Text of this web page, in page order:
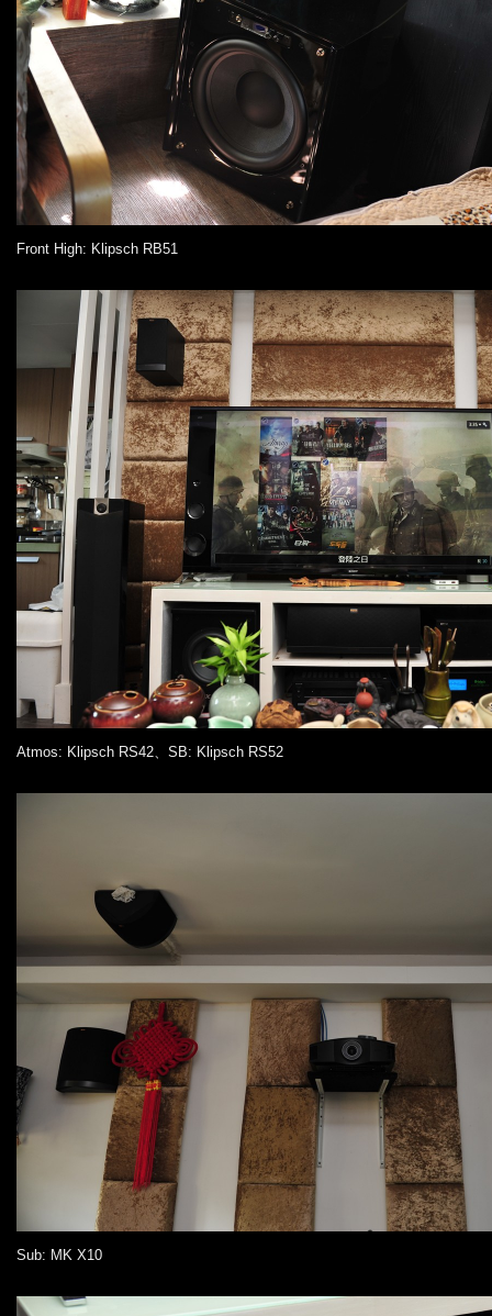
Front High: Klipsch RB51
Atmos: Klipsch RS42、SB: Klipsch RS52
Sub: MK X10